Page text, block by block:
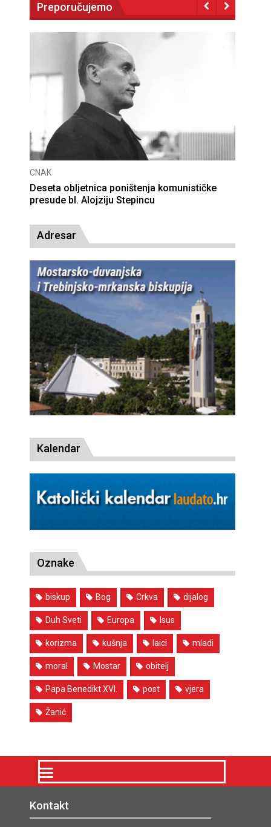
Preporučujemo
CNAK
Deseta obljetnica poništenja komunističke
presude bl. Alojziju Stepincu
Adresar
Kalendar
Oznake
biskup Bog Crkva dijalog
Duh Sveti Europa Isus
korizma kušnja laici mladi
moral Mostar obitelj
Papa Benedikt XVI. post vjera
Žanić
Kontakt